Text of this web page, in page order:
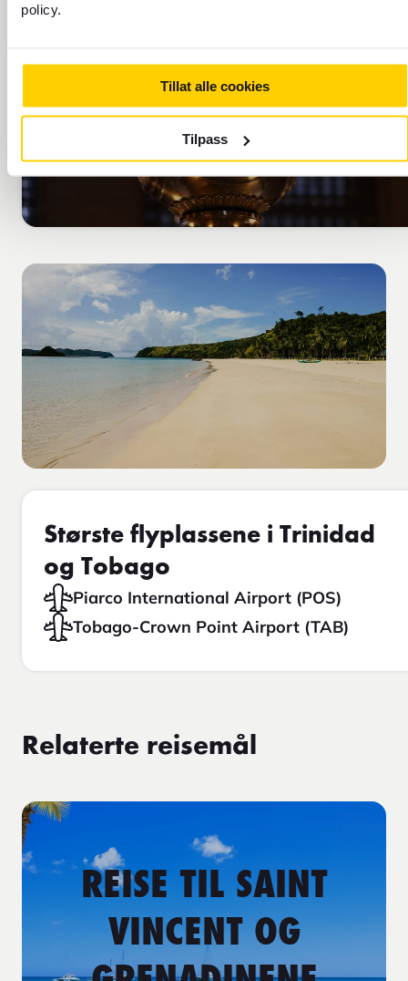
policy.
Tillat alle cookies
Tilpass
TIDSSONE: UTC-4
Største flyplassene i Trinidad
og Tobago
Piarco International Airport (POS)
Tobago-Crown Point Airport (TAB)
Relaterte reisemål
REISE TIL SAINT
VINCENT OG